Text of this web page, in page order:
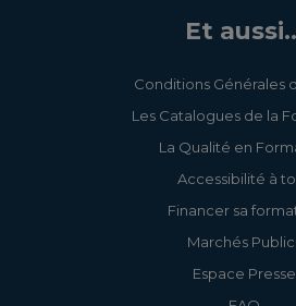
Et
Conditions Générales
Les Catalogues de la
La Qualité en
Accessibilité à
Financer sa
Marchés
Espace Presse